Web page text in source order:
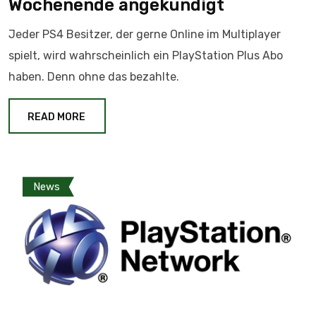
Wochenende angekündigt
Jeder PS4 Besitzer, der gerne Online im Multiplayer
spielt, wird wahrscheinlich ein PlayStation Plus Abo
haben. Denn ohne das bezahlte.
READ MORE
News